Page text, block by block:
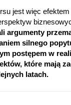
jest więc
argumenty
silnego
postępem w
które mają
latach.